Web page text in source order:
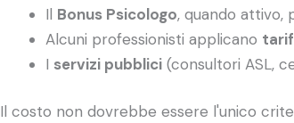
Il Bonus Psicologo, quando attivo,
Alcuni professionisti applicano
I servizi pubblici (consultori ASL,
Il costo non dovrebbe essere l'unico